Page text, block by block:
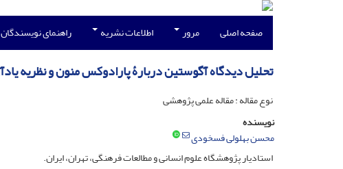
صفحه اصلی مرور اطلاعات نشریه راهنمای نویسندگان
تحلیل دیدگاه آگوستین دربارۀ پارادوکس منون و نظریه
نوع مقاله : مقاله علمی پژوهشی
نویسنده
محسن بهلولی فسخودی
استادیار پژوهشگاه علوم انسانی و مطالعات فرهنگی، تهران، ایران.